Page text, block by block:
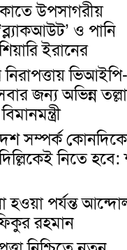
উপসাগরীয়
ও পানি
ইরানের
নিরাপত্তায় ভিআইপি-
জন্য অভিন্ন
সম্পর্ক কোনদিকে
দিল্লিকেই নিতে হবে:
হওয়া পর্যন্ত
রহমান